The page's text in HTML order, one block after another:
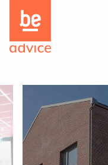
the
care
concept
About Be
Be Advice
What we do